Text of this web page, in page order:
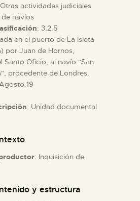
actividades judiciales
navíos
: 3.2.5
en el puerto de La Isleta
por Juan de Hornos,
Santo Oficio, al navío "San
procedente de Londres.
: Unidad documental
: Inquisición de
y estructura